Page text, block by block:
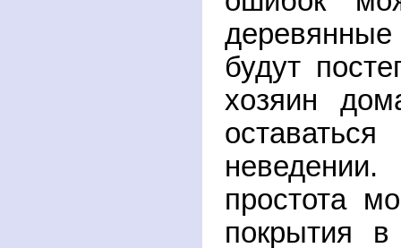
деревянные
будут
хозяин
простота
покрытия